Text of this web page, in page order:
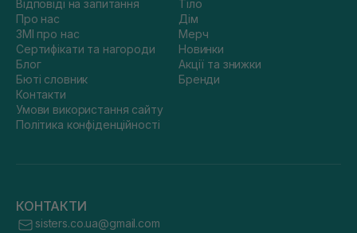
гідрофільні олії, пілінг-пади та бальзами;
проблемна шкіра — засоби з BHA, чайним деревом,
центеллою та хауттюйнією;
зволоження епідермісу — креми, есенції та сироватки
з гіалуроновою кислотою, керамідами й пантенолом;
проти тьмяності тону — продукти з ніацинамідом,
транексамовою кислотою та антиоксидантами;
anti-age догляд — ретинол, ретиналь, пептиди й засоби
для поступового оновлення шкіри.
щоденний захист шкіри від шкідливого впливу UVA та UVB
променів завдяки комбінації сучасних хімічних фільтрів із
відповідним рівнем SPF.
Відповіді на запитання
Про нас
ЗМІ про нас
Сертифікати та нагороди
Блог
Бюті словник
Контакти
Умови використання сайту
Політика конфіденційності
Тіло
Дім
Мерч
Новинки
Акції та знижки
Бренди
КОНТАКТИ
sisters.co.ua@gmail.com